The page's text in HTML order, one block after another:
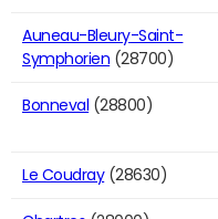
Auneau-Bleury-Saint-
Symphorien (28700)
Bonneval (28800)
Le Coudray(28630)